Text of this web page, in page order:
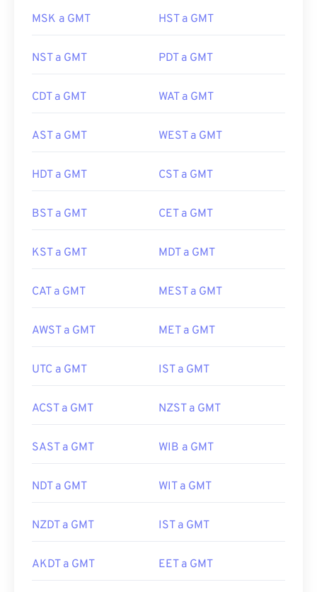
MSK a GMT HST a GMT
NST a GMT PDT a GMT
CDT a GMT WAT a GMT
AST a GMT WEST a GMT
HDT a GMT CST a GMT
BST a GMT CET a GMT
KST a GMT MDT a GMT
CAT a GMT MEST a GMT
AWST a GMT MET a GMT
UTC a GMT IST a GMT
ACST a GMT NZST a GMT
SAST a GMT WIB a GMT
NDT a GMT WIT a GMT
NZDT a GMT IST a GMT
AKDT a GMT EET a GMT